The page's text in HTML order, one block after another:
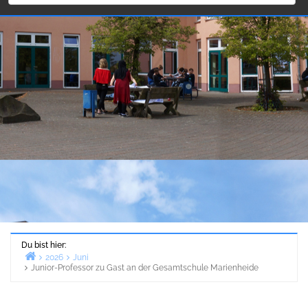
Du bist hier:
Start
2026
Juni
Junior-Professor zu Gast an der Gesamtschule Marienheide